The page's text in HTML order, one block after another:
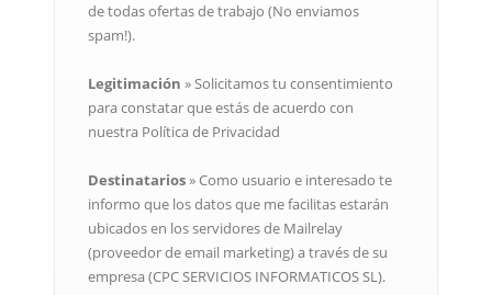
de todas ofertas de trabajo (No enviamos
spam!).
Legitimación » Solicitamos tu consentimiento
para constatar que estás de acuerdo con
nuestra Política de Privacidad
Destinatarios» Como usuario e interesado te
informo que los datos que me facilitas estarán
ubicados en los servidores de Mailrelay
(proveedor de email marketing) a través de su
empresa (CPC SERVICIOS INFORMATICOS SL).